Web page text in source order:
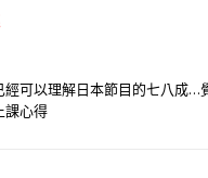
經可以理解日本節目的七八成…
課心得